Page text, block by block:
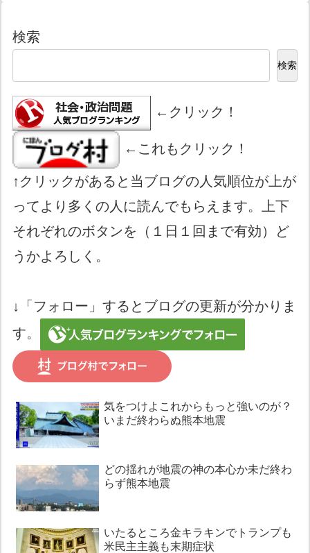
検索
検索
←クリック！
←これもクリック！
↑クリックがあると当ブログの人気順位が上が
ってより多くの人に読んでもらえます。上下
それぞれのボタンを（１日１回まで有効）ど
うかよろしく。
↓「フォロー」するとブログの更新が分かりま
す。
気をつけよこれからもっと強いのが？
いまだ終わらぬ熊本地震
どの揺れが地震の神の本心か未だ終わ
らず熊本地震
いたるところ金キラキンでトランプも
米民主主義も末期症状